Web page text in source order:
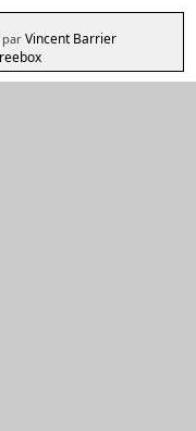
par Vincent Barrier